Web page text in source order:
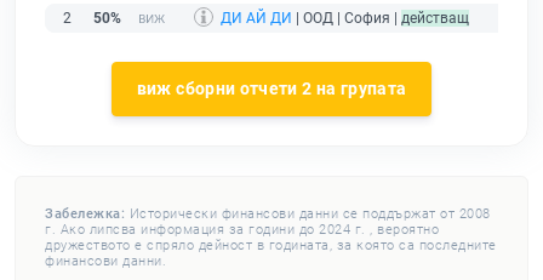
2
50% ДИ АЙ ДИ | ООД | София | действащ
виж сборни отчети 2 на групата
Забележка: Исторически финансови данни се поддържат от 2008
г. Ако липсва информация за години до 2024 г. , вероятно
дружеството е спряло дейност в годината, за която са последните
финансови данни.